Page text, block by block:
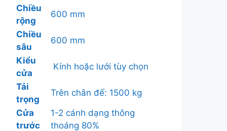
Chiều
rộng
600 mm
Chiều
sâu
600 mm
Kiểu
cửa
Kính hoặc lưới tùy chọn
Tải
trọng
Trên chân đế: 1500 kg
Cửa
trước
1-2 cánh dạng thông
thoáng 80%